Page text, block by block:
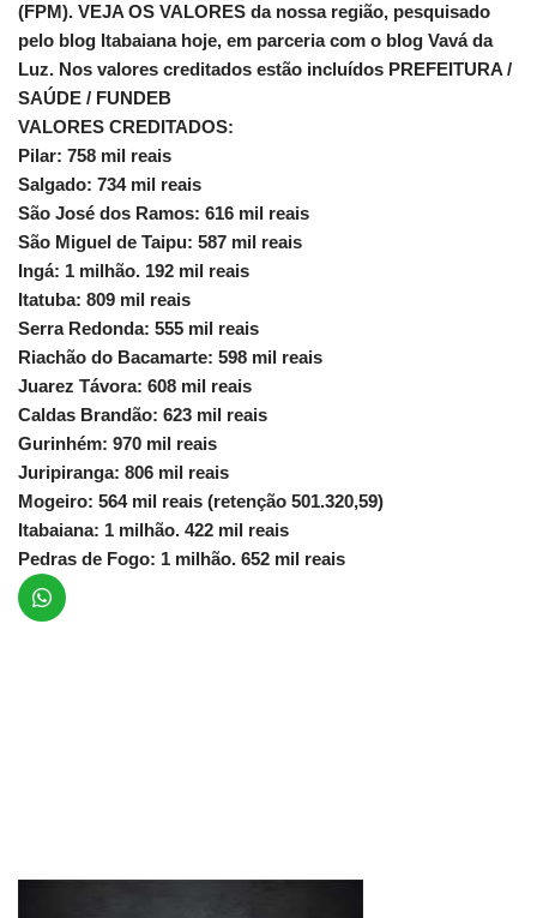
(FPM). VEJA OS VALORES da nossa região, pesquisado
pelo blog Itabaiana hoje, em parceria com o blog Vavá da
Luz. Nos valores creditados estão incluídos PREFEITURA /
SAÚDE / FUNDEB
VALORES CREDITADOS:
Pilar: 758 mil reais
Salgado: 734 mil reais
São José dos Ramos: 616 mil reais
São Miguel de Taipu: 587 mil reais
Ingá: 1 milhão. 192 mil reais
Itatuba: 809 mil reais
Serra Redonda: 555 mil reais
Riachão do Bacamarte: 598 mil reais
Juarez Távora: 608 mil reais
Caldas Brandão: 623 mil reais
Gurinhém: 970 mil reais
Juripiranga: 806 mil reais
Mogeiro: 564 mil reais (retenção 501.320,59)
Itabaiana: 1 milhão. 422 mil reais
Pedras de Fogo: 1 milhão. 652 mil reais